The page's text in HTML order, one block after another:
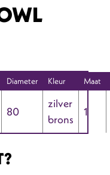
Diameter Kleur Maat
80
zilver
brons
1